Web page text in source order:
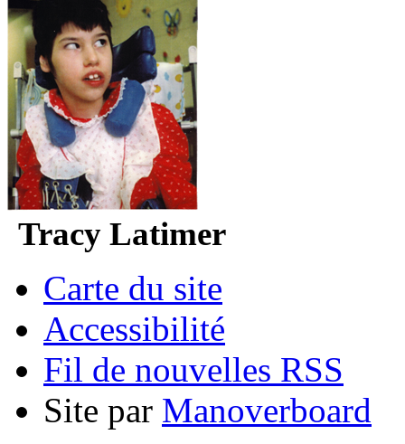
Tracy Latimer
Carte du site
Accessibilité
Fil de nouvelles RSS
Site par Manoverboard